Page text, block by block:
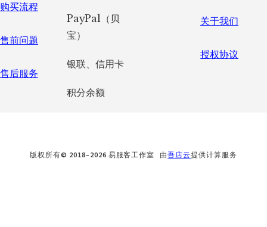
购买流程
售前问题
售后服务
PayPal（贝
宝）
银联、信用卡
积分余额
关于我们
授权协议
版权所有© 2018–2026 易服客工作室 由吾店云提供计算服务